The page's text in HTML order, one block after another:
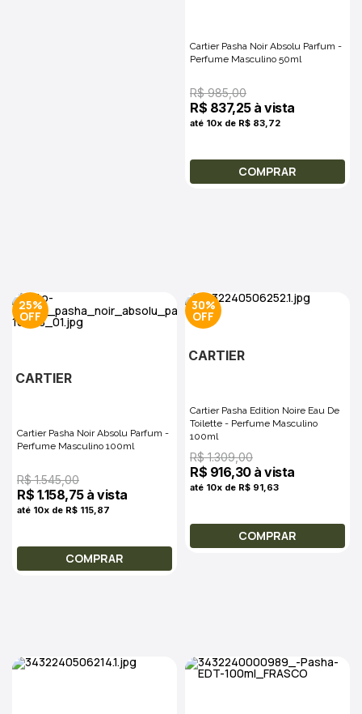
Cartier Pasha Noir Absolu Parfum -
Perfume Masculino 50ml
R$ 985,00
R$ 837,25 à vista
até 10x de R$ 83,72
COMPRAR
25%
CARTIER
Cartier Pasha Noir Absolu Parfum -
Perfume Masculino 100ml
R$ 1.545,00
R$ 1.158,75 à vista
até 10x de R$ 115,87
COMPRAR
30%
CARTIER
Cartier Pasha Edition Noire Eau De
Toilette - Perfume Masculino
100ml
R$ 1.309,00
R$ 916,30 à vista
até 10x de R$ 91,63
COMPRAR